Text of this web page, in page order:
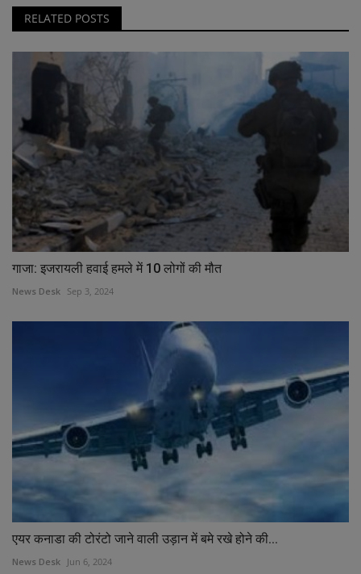
RELATED POSTS
गाजा: इजरायली हवाई हमले में 10 लोगों की मौत
News Desk Sep 3, 2024
एयर कनाडा की टोरंटो जाने वाली उड़ान में बमे रखे होने की...
News Desk Jun 6, 2024